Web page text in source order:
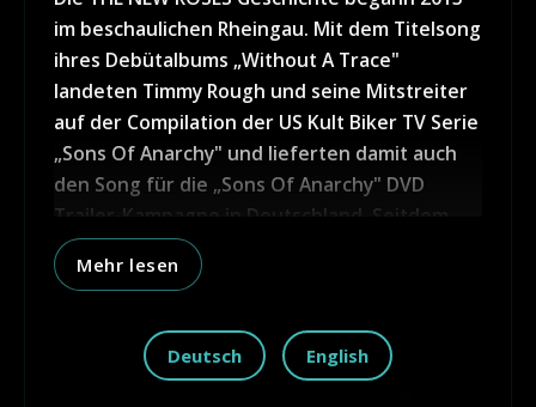
im beschaulichen Rheingau. Mit dem Titelsong
ihres Debütalbums „Without A Trace"
landeten Timmy Rough und seine Mitstreiter
auf der Compilation der US Kult Biker TV Serie
„Sons Of Anarchy" und lieferten damit auch
den Song für die „Sons Of Anarchy" DVD
Trailer-Kampagne in Deutschland. Seitdem
ging es stetig nach oben, die Band spielte in
den darauffolgenden Jahren hunderte von
bei Napalm Records (Universal) und
veröffentlichte bisher weitere 4 Alben, die
Mehr lesen
Deutsch English